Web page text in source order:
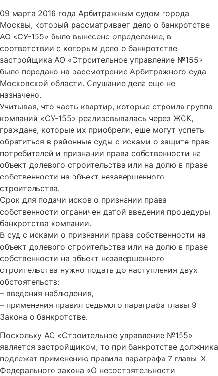
09 марта 2016 года Арбитражным судом города
Москвы, который рассматривает дело о банкротстве
АО «СУ-155» было вынесено определение, в
соответствии с которым дело о банкротстве
застройщика АО «Строительное управление №155»
было передано на рассмотрение Арбитражного суда
Московской области. Слушание дела еще не
назначено.
Учитывая, что часть квартир, которые строила группа
компаний «СУ-155» реализовывалась через ЖСК,
граждане, которые их приобрели, еще могут успеть
обратиться в районные суды с исками о защите прав
потребителей и признании права собственности на
объект долевого строительства или на долю в праве
собственности на объект незавершенного
строительства.
Срок для подачи исков о признании права
собственности ограничен датой введения процедуры
банкротства компании.
В суд с исками о признании права собственности на
объект долевого строительства или на долю в праве
собственности на объект незавершенного
строительства нужно подать до наступления двух
обстоятельств:
– введения наблюдения,
– применения правил седьмого параграфа главы 9
Закона о банкротстве.
Поскольку АО «Строительное управление №155»
является застройщиком, то при банкротстве должника
подлежат применению правила параграфа 7 главы IX
Федерального закона «О несостоятельности